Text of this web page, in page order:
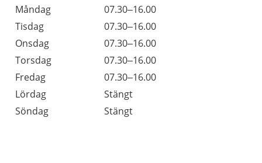
Dag
Öppettider
Kommentarer
Måndag
07.30–16.00
Tisdag
07.30–16.00
Onsdag
07.30–16.00
Torsdag
07.30–16.00
Fredag
07.30–16.00
Lördag
Stängt
Söndag
Stängt